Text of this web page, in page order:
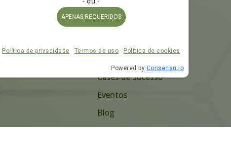
Home
Quem Somos
Cases de Sucesso
Eventos
Blog
Contato